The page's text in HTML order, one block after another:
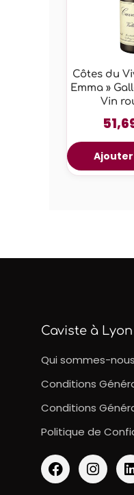
Côtes du
Emma »
Vin
Caviste à Lyon
Qui sommes-
Conditions
Conditions
Politique de